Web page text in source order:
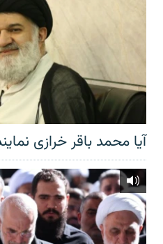
آیا محمد باقر خرازی